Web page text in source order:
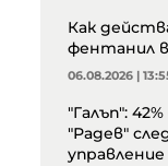
Как
фентанил
06.08.2026 |
"Галъп":
"Радев"
управление